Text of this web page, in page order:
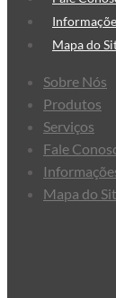
Mapa do
Sobre Nós
Produtos
Serviços
Fale
Mapa do